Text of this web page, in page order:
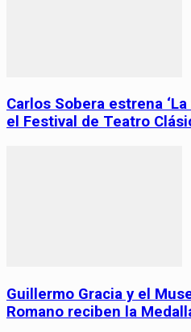
Carlos Sobera estrena
el Festival de Teatro
Guillermo Gracia y el
Romano reciben la